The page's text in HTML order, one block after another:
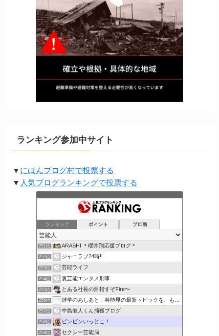
ランキング参加中サイト
▼ にほんブログ村で投票する
▼ 人気ブログランキングで投票する
ランキング ポイント ブロ画
251位 ARASHI ＊櫻井翔応援ブログ＊
252位 ジャニラブ24時!!
253位 芸能ライフ
254位 裏芸能エンタメ刑事
255位 とある社長の目指すぞFire〜
256位 雑学のあしあと｜芸能界の最新トピックを、もっと身近に。
257位 中島健人くん捕獲ブログ
258位 ビンビンいっとこ！
259位 セクシー芸能局